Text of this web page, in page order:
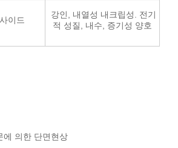
이드
강인, 내열성 내크립성. 전기
적 성질, 내수, 증기성 양호
에 의한 단면현상